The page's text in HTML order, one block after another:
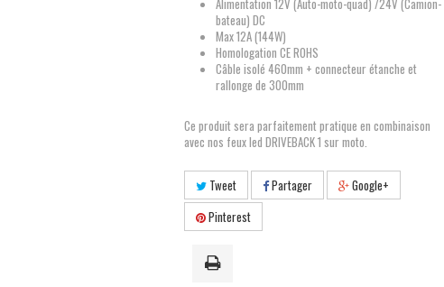
Alimentation 12V (Auto-moto-quad) /24V (Camion-
bateau) DC
Max 12A (144W)
Homologation CE ROHS
Câble isolé 460mm + connecteur étanche et
rallonge de 300mm
Ce produit sera parfaitement pratique en combinaison
avec nos feux led DRIVEBACK 1 sur moto.
Tweet Partager
Google+
Pinterest